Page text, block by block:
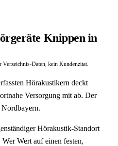
Knippen in
Daten, kein Kundenzitat.
Hörakustikern deckt
Versorgung mit ab. Der
Hörakustik-Standort
Wert auf einen festen,